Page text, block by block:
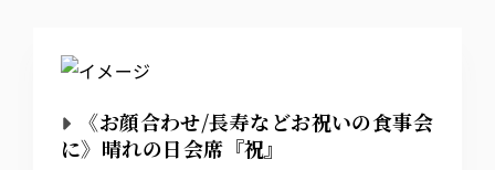
《お顔合わせ/長寿などお祝いの食事会
に》晴れの日会席『祝』